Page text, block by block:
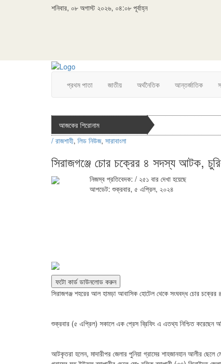
শনিবার, ০৮ অগাস্ট ২০২৬, ০৪:০৮ পূর্বাহ্ন
প্রথম পাতা জাতীয় অর্থনৈতিক আন্তর্জাতিক
আজকের শিরোনাম
/ রাজশাহী, লিড নিউজ, সারাবাংলা
সিরাজগঞ্জে চোর চক্রের ৪ সদস্য আটক,
নিজস্ব প্রতিবেদক: / ২৫১ বার দেখা হয়েছে
আপডেট: শুক্রবার, ৫ এপ্রিল, ২০২৪
ফটো কার্ড ডাউনলোড করুন
সিরাজগঞ্জ শহরের আল হামড়া আবাসিক হোটেল থেকে সংঘবদ্ধ চোর চক্রের
শুক্রবার (৫ এপ্রিল) সকালে এক প্রেস ব্রিফিং এ এতথ্য নিশ্চিত করেছেন
আটকৃতরা হলেন, মাদারীপর জেলার পুনিয়া গ্রামের শাহজানহান আলীর